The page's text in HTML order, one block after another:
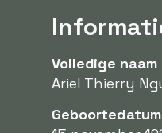
Volledige naam
Ariel Thierry
Geboortedatum